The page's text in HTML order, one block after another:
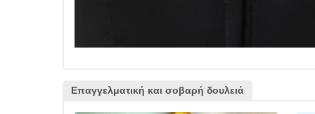
Επαγγελματική και σοβαρή δουλειά